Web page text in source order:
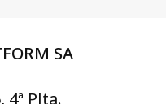
SA
4ª Plta.